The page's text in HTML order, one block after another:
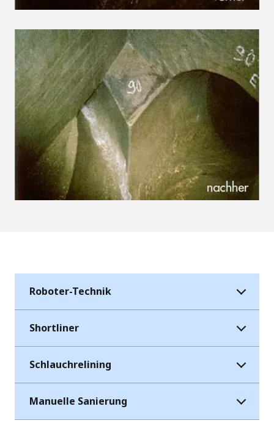
Roboter-Technik
Shortliner
Schlauchrelining
Manuelle Sanierung